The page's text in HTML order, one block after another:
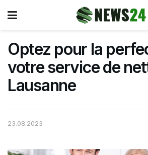
Optez pour la
votre service de
Lausanne
23.08.2023